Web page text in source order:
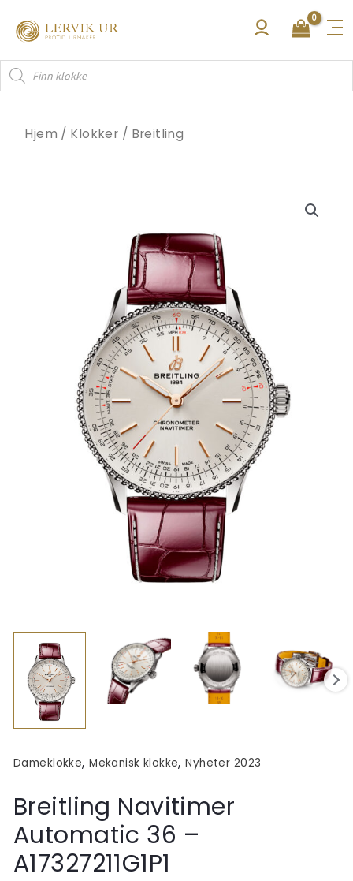
rett
innholdet
Products
search
Hjem / Klokker / Breitling
Dameklokke,Mekanisk klokke,Nyheter 2023
Breitling Navitimer
Automatic 36 –
A17327211G1P1